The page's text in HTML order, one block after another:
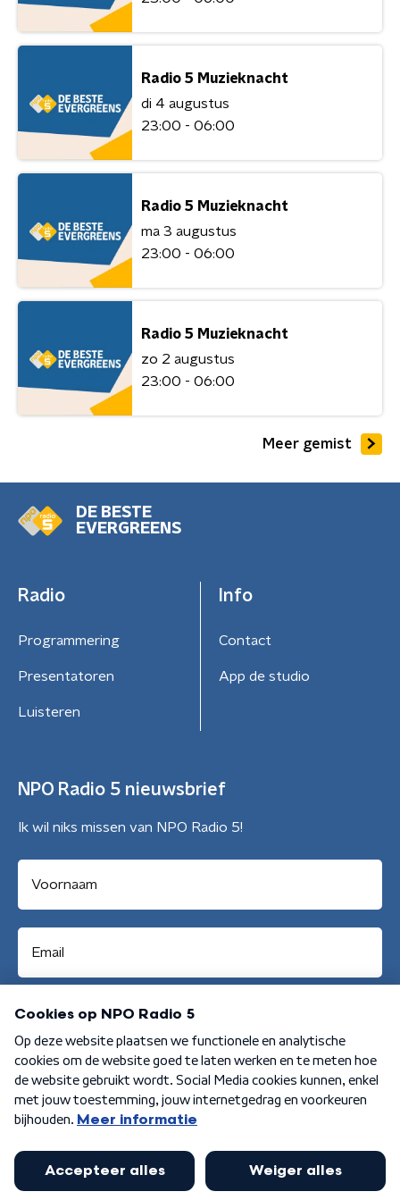
Radio 5 Muzieknacht
di 4 augustus
23:00 - 06:00
Radio 5 Muzieknacht
ma 3 augustus
23:00 - 06:00
Radio 5 Muzieknacht
zo 2 augustus
23:00 - 06:00
Meer gemist
DE BESTE
EVERGREENS
Radio
Programmering
Presentatoren
Luisteren
Info
Contact
App de studio
NPO Radio 5 nieuwsbrief
Ik wil niks missen van NPO Radio 5!
Aanmelden
Algemene voorwaarden